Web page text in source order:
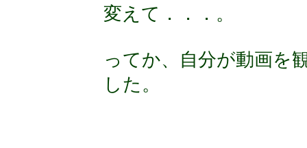
変えて．．．。
ってか、自分が動画を
した。